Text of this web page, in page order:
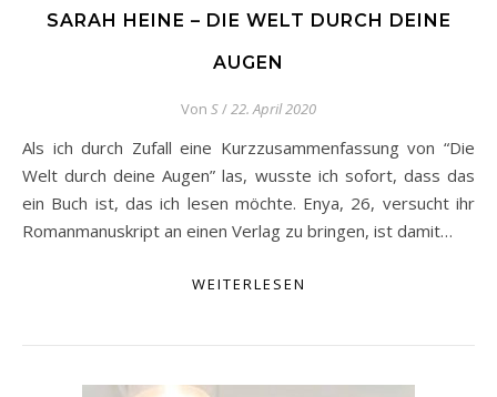
SARAH HEINE – DIE WELT DURCH DEINE
AUGEN
Von S/22. April 2020
Als ich durch Zufall eine Kurzzusammenfassung von “Die
Welt durch deine Augen” las, wusste ich sofort, dass das
ein Buch ist, das ich lesen möchte. Enya, 26, versucht ihr
Romanmanuskript an einen Verlag zu bringen, ist damit…
WEITERLESEN